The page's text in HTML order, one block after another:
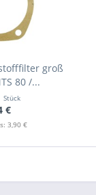
groß
80 /...
Stück
€
3,90 €